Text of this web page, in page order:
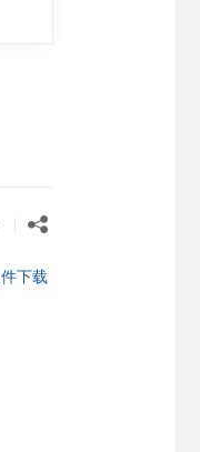

下载